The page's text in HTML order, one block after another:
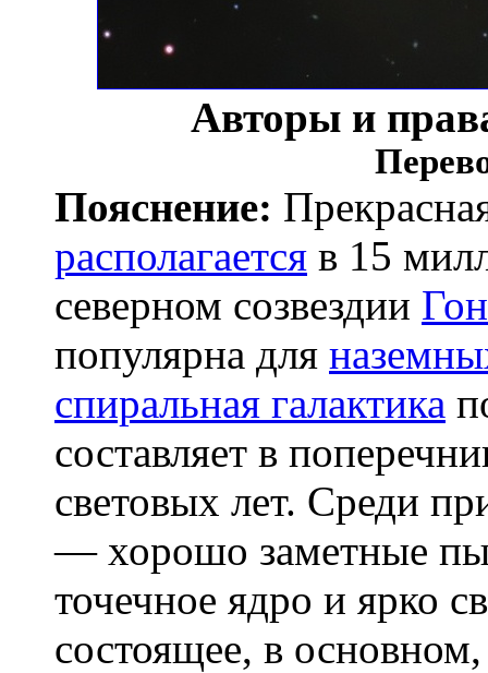
Авторы и
Пояснение:
располагается в 15
северном созвездии
популярна для
спиральная галактика
составляет в
световых лет. Среди
— хорошо заметные
точечное ядро и ярко
состоящее, в